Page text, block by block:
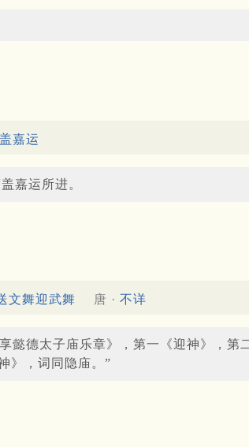
盖嘉运
嘉运所进。
文舞迎武舞 唐 · 不详
懿德太子庙乐章》，第一《迎神》，
》，词同隐庙。”